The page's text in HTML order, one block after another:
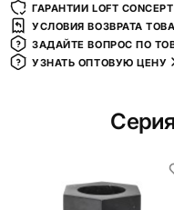
ГАРАНТИИ LOFT CONCEPT
УСЛОВИЯ ВОЗВРАТА
ЗАДАЙТЕ ВОПРОС ПО
УЗНАТЬ ОПТОВУЮ ЦЕНУ
Серия